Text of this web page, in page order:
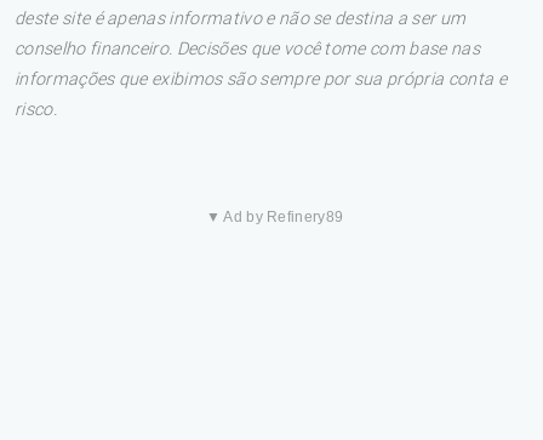
deste site é apenas informativo e não se destina a ser um
conselho financeiro. Decisões que você tome com base nas
informações que exibimos são sempre por sua própria conta e
risco.
▼ Ad by Refinery89